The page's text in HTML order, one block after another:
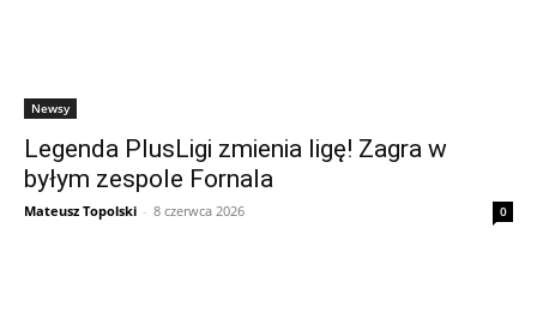
Newsy
Legenda PlusLigi zmienia ligę! Zagra w
byłym zespole Fornala
Mateusz Topolski - 8 czerwca 2026 0